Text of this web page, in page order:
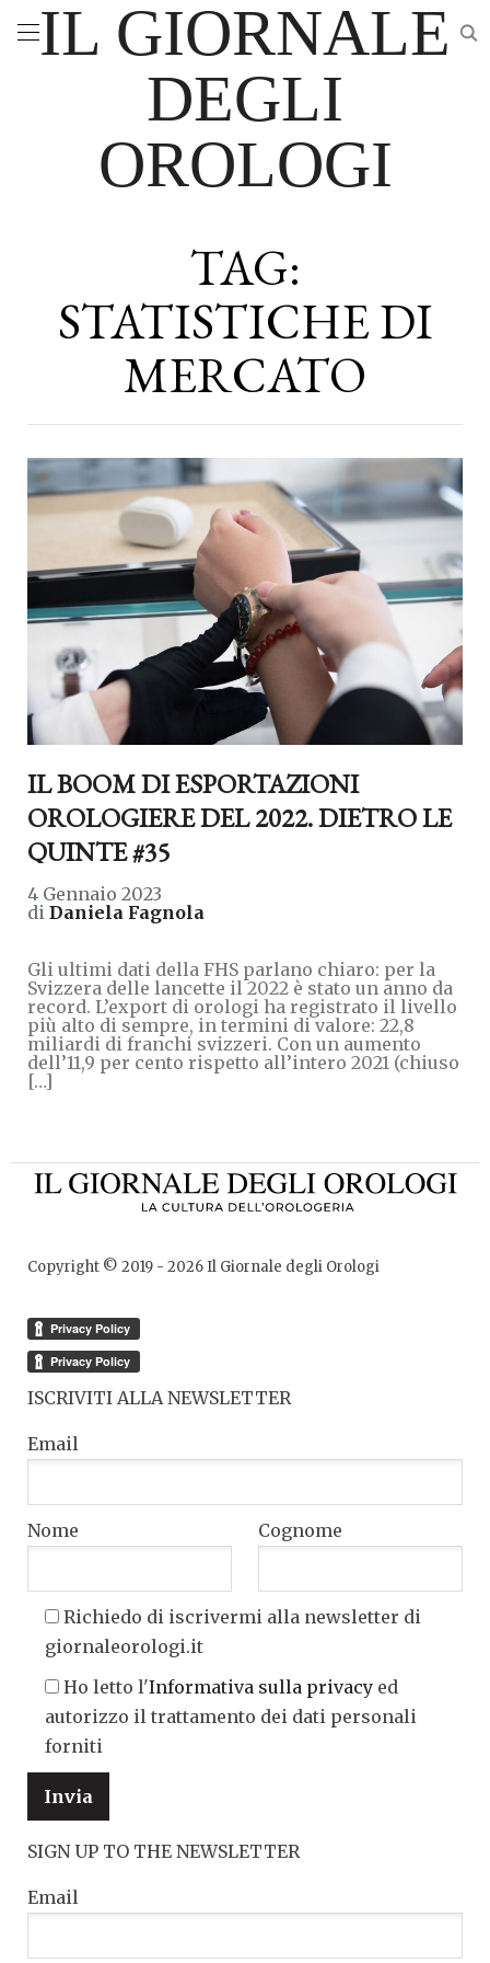
IL GIORNALE
DEGLI
OROLOGI
TAG:
STATISTICHE DI
MERCATO
IL BOOM DI ESPORTAZIONI
OROLOGIERE DEL 2022. DIETRO LE
QUINTE #35
4 Gennaio 2023
di Daniela Fagnola
Gli ultimi dati della FHS parlano chiaro: per la
Svizzera delle lancette il 2022 è stato un anno da
record. L’export di orologi ha registrato il livello
più alto di sempre, in termini di valore: 22,8
miliardi di franchi svizzeri. Con un aumento
dell’11,9 per cento rispetto all’intero 2021 (chiuso
[…]
Copyright © 2019 - 2026Il Giornale degli Orologi
ISCRIVITI ALLA NEWSLETTER
Email
Nome Cognome
Richiedo di iscrivermi alla newsletter di
giornaleorologi.it
Ho letto l'Informativa sulla privacy ed
autorizzo il trattamento dei dati personali
forniti
SIGN UP TO THE NEWSLETTER
Email